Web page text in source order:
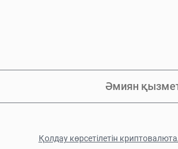
Әмиян
Қолдау көрсетілетін